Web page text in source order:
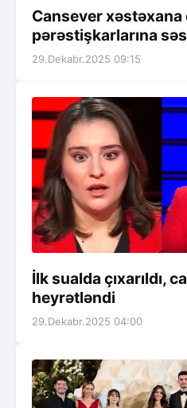
Cansever xəstəxana
pərəstişkarlarına
29.Dekabr.2025 09:15
İlk sualda çıxarıldı,
heyrətləndi
29.Dekabr.2025 04:00